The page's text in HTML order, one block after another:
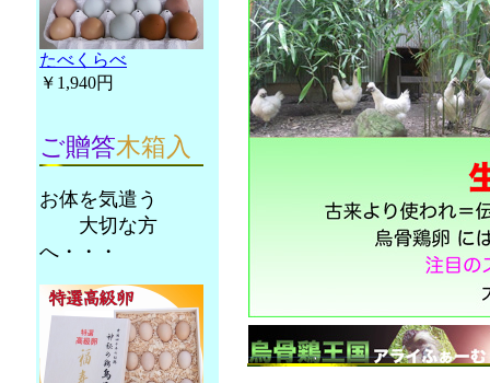
たべくらべ
￥1,940円
ご贈答木箱入
お体を気遣う
大切な方
へ・・・